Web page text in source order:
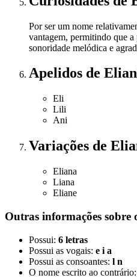
Por ser um nome
vantagem, permitindo que
sonoridade melódica e
Apelidos de
Eli
Lili
Ani
Variações de
Eliana
Liana
Eliane
Outras informações sobre
Possui: 6 letras
Possui as vogais: e i a
Possui as consoantes: l n
O nome escrito ao contrário: